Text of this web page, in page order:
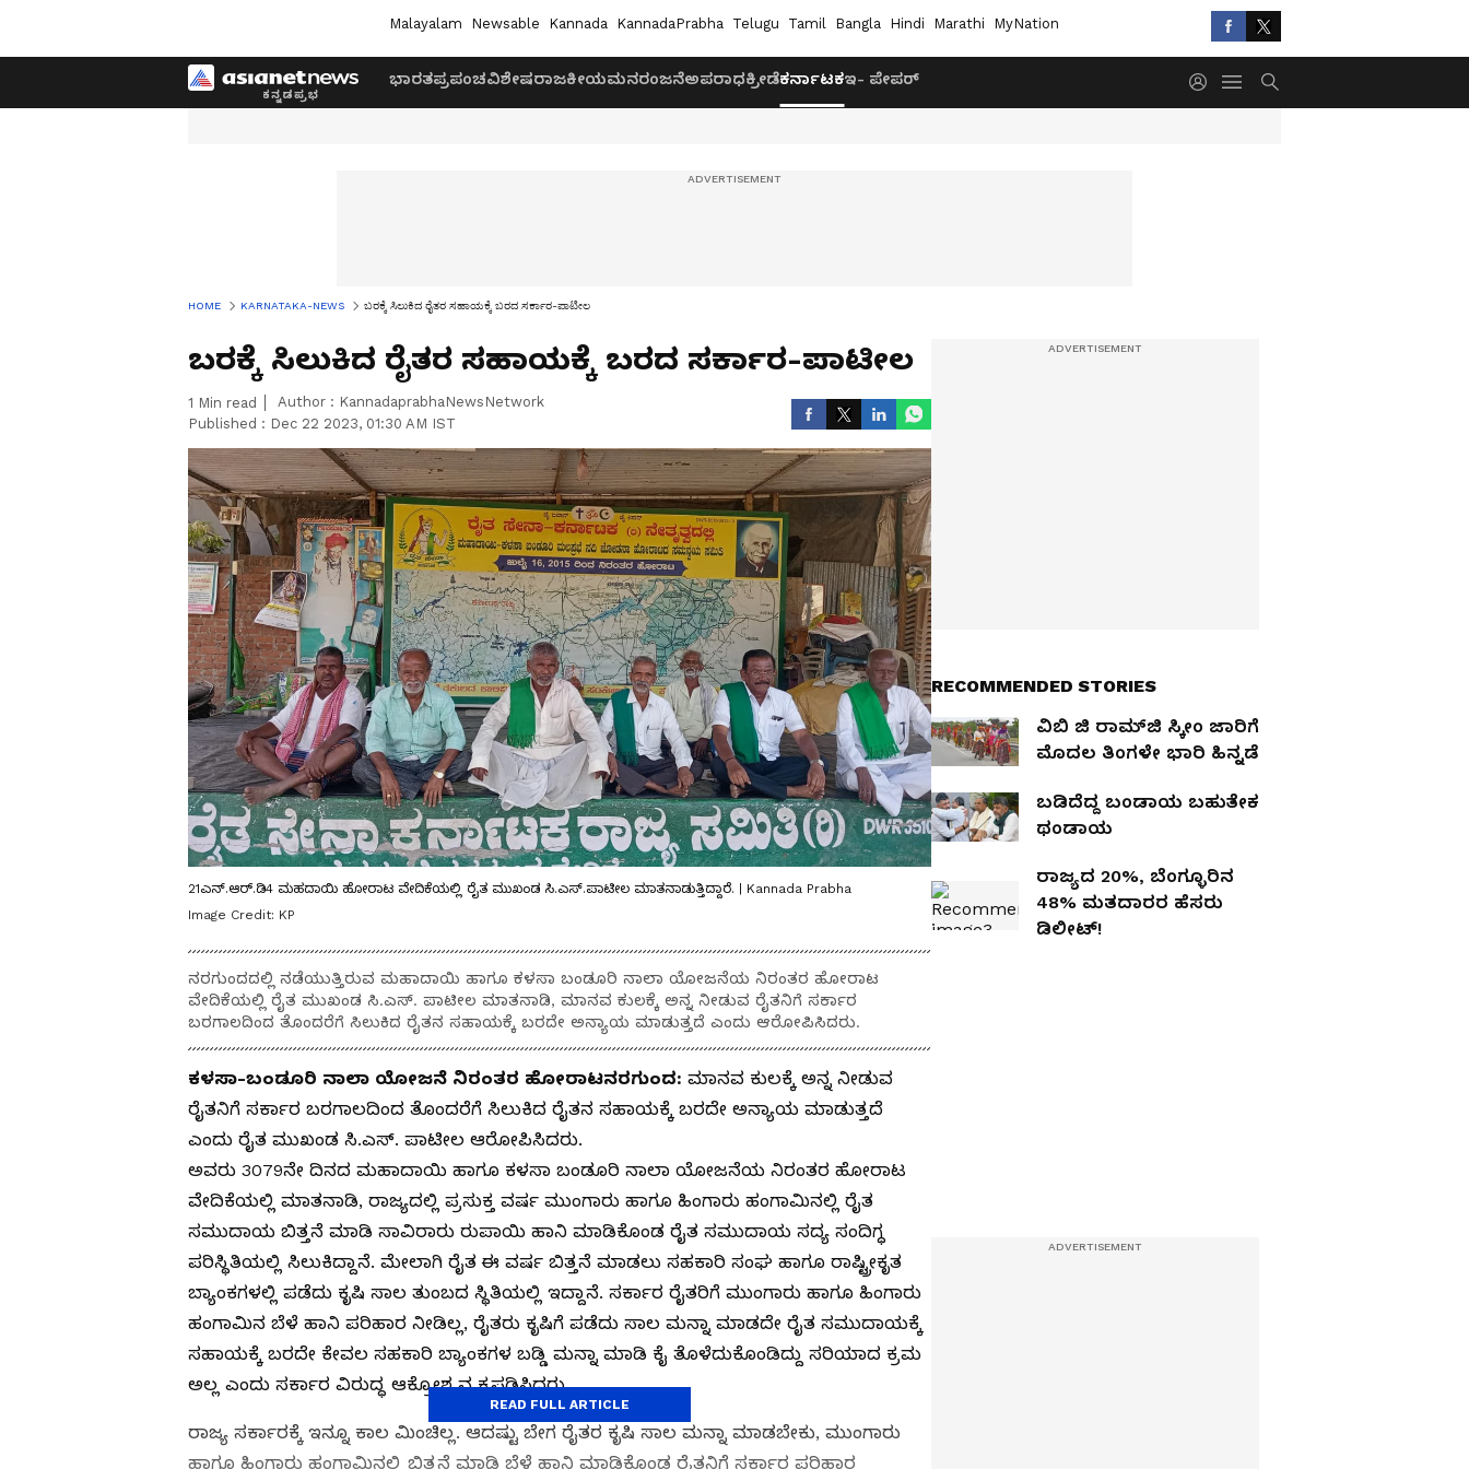
Malayalam Newsable Kannada KannadaPrabha Telugu Tamil Bangla Hindi Marathi MyNation
ಭಾರತಪ್ರಪಂಚವಿಶೇಷರಾಜಕೀಯಮನರಂಜನೆಅಪರಾಧಕ್ರೀಡೆಕರ್ನಾಟಕಇ- ಪೇಪರ್
HOME KARNATAKA-NEWS ಬರಕ್ಕೆ ಸಿಲುಕಿದ ರೈತರ ಸಹಾಯಕ್ಕೆ ಬರದ ಸರ್ಕಾರ-ಪಾಟೀಲ
ಬರಕ್ಕೆ ಸಿಲುಕಿದ ರೈತರ ಸಹಾಯಕ್ಕೆ ಬರದ ಸರ್ಕಾರ-ಪಾಟೀಲ
1 Min read Author : KannadaprabhaNewsNetwork
Published : Dec 22 2023, 01:30 AM IST
21ಎನ್.ಆರ್.ಡಿ4 ಮಹದಾಯಿ ಹೋರಾಟ ವೇದಿಕೆಯಲ್ಲಿ ರೈತ ಮುಖಂಡ ಸಿ.ಎಸ್.ಪಾಟೀಲ ಮಾತನಾಡುತ್ತಿದ್ದಾರೆ. | Kannada Prabha
Image Credit: KP
ನರಗುಂದದಲ್ಲಿ ನಡೆಯುತ್ತಿರುವ ಮಹಾದಾಯಿ ಹಾಗೂ ಕಳಸಾ ಬಂಡೂರಿ ನಾಲಾ ಯೋಜನೆಯ ನಿರಂತರ ಹೋರಾಟ
ವೇದಿಕೆಯಲ್ಲಿ ರೈತ ಮುಖಂಡ ಸಿ.ಎಸ್. ಪಾಟೀಲ ಮಾತನಾಡಿ, ಮಾನವ ಕುಲಕ್ಕೆ ಅನ್ನ ನೀಡುವ ರೈತನಿಗೆ ಸರ್ಕಾರ
ಬರಗಾಲದಿಂದ ತೊಂದರೆಗೆ ಸಿಲುಕಿದ ರೈತನ ಸಹಾಯಕ್ಕೆ ಬರದೇ ಅನ್ಯಾಯ ಮಾಡುತ್ತದೆ ಎಂದು ಆರೋಪಿಸಿದರು.
ಕಳಸಾ-ಬಂಡೂರಿ ನಾಲಾ ಯೋಜನೆ ನಿರಂತರ ಹೋರಾಟನರಗುಂದ: ಮಾನವ ಕುಲಕ್ಕೆ ಅನ್ನ ನೀಡುವ
ರೈತನಿಗೆ ಸರ್ಕಾರ ಬರಗಾಲದಿಂದ ತೊಂದರೆಗೆ ಸಿಲುಕಿದ ರೈತನ ಸಹಾಯಕ್ಕೆ ಬರದೇ ಅನ್ಯಾಯ ಮಾಡುತ್ತದೆ
ಎಂದು ರೈತ ಮುಖಂಡ ಸಿ.ಎಸ್. ಪಾಟೀಲ ಆರೋಪಿಸಿದರು.
ಅವರು 3079ನೇ ದಿನದ ಮಹಾದಾಯಿ ಹಾಗೂ ಕಳಸಾ ಬಂಡೂರಿ ನಾಲಾ ಯೋಜನೆಯ ನಿರಂತರ ಹೋರಾಟ
ವೇದಿಕೆಯಲ್ಲಿ ಮಾತನಾಡಿ, ರಾಜ್ಯದಲ್ಲಿ ಪ್ರಸುಕ್ತ ವರ್ಷ ಮುಂಗಾರು ಹಾಗೂ ಹಿಂಗಾರು ಹಂಗಾಮಿನಲ್ಲಿ ರೈತ
ಸಮುದಾಯ ಬಿತ್ತನೆ ಮಾಡಿ ಸಾವಿರಾರು ರುಪಾಯಿ ಹಾನಿ ಮಾಡಿಕೊಂಡ ರೈತ ಸಮುದಾಯ ಸದ್ಯ ಸಂದಿಗ್ಧ
ಪರಿಸ್ಥಿತಿಯಲ್ಲಿ ಸಿಲುಕಿದ್ದಾನೆ. ಮೇಲಾಗಿ ರೈತ ಈ ವರ್ಷ ಬಿತ್ತನೆ ಮಾಡಲು ಸಹಕಾರಿ ಸಂಘ ಹಾಗೂ ರಾಷ್ಟ್ರೀಕೃತ
ಬ್ಯಾಂಕಗಳಲ್ಲಿ ಪಡೆದು ಕೃಷಿ ಸಾಲ ತುಂಬದ ಸ್ಥಿತಿಯಲ್ಲಿ ಇದ್ದಾನೆ. ಸರ್ಕಾರ ರೈತರಿಗೆ ಮುಂಗಾರು ಹಾಗೂ ಹಿಂಗಾರು
ಹಂಗಾಮಿನ ಬೆಳೆ ಹಾನಿ ಪರಿಹಾರ ನೀಡಿಲ್ಲ, ರೈತರು ಕೃಷಿಗೆ ಪಡೆದು ಸಾಲ ಮನ್ನಾ ಮಾಡದೇ ರೈತ ಸಮುದಾಯಕ್ಕೆ
ಸಹಾಯಕ್ಕೆ ಬರದೇ ಕೇವಲ ಸಹಕಾರಿ ಬ್ಯಾಂಕಗಳ ಬಡ್ಡಿ ಮನ್ನಾ ಮಾಡಿ ಕೈ ತೊಳೆದುಕೊಂಡಿದ್ದು ಸರಿಯಾದ ಕ್ರಮ
ಅಲ್ಲ ಎಂದು ಸರ್ಕಾರ ವಿರುದ್ಧ ಆಕ್ರೋಶ ವ್ಯಕ್ತಪಡಿಸಿದರು.
ರಾಜ್ಯ ಸರ್ಕಾರಕ್ಕೆ ಇನ್ನೂ ಕಾಲ ಮಿಂಚಿಲ್ಲ. ಆದಷ್ಟು ಬೇಗ ರೈತರ ಕೃಷಿ ಸಾಲ ಮನ್ನಾ ಮಾಡಬೇಕು, ಮುಂಗಾರು
ಹಾಗೂ ಹಿಂಗಾರು ಹಂಗಾಮಿನಲ್ಲಿ ಬಿತ್ತನೆ ಮಾಡಿ ಬೆಳೆ ಹಾನಿ ಮಾಡಿಕೊಂಡ ರೈತನಿಗೆ ಸರ್ಕಾರ ಪರಿಹಾರ
READ FULL ARTICLE
RECOMMENDED STORIES
ವಿಬಿ ಜಿ ರಾಮ್‌ಜಿ ಸ್ಕೀಂ ಜಾರಿಗೆ
ಮೊದಲ ತಿಂಗಳೇ ಭಾರಿ ಹಿನ್ನಡೆ
ಬಡಿದೆದ್ದ ಬಂಡಾಯ ಬಹುತೇಕ
ಥಂಡಾಯ
ರಾಜ್ಯದ 20%, ಬೆಂಗ್ಳೂರಿನ
48% ಮತದಾರರ ಹೆಸರು
ಡಿಲೀಟ್‌!